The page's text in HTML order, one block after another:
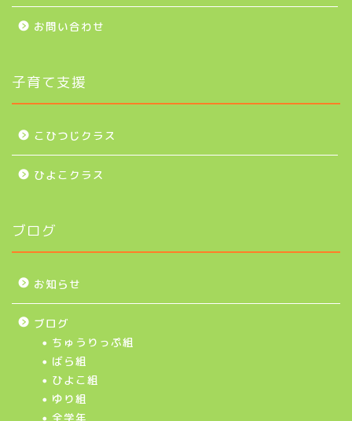
お問い合わせ
子育て支援
こひつじクラス
ひよこクラス
ブログ
お知らせ
ブログ
ちゅうりっぷ組
ばら組
ひよこ組
ゆり組
全学年